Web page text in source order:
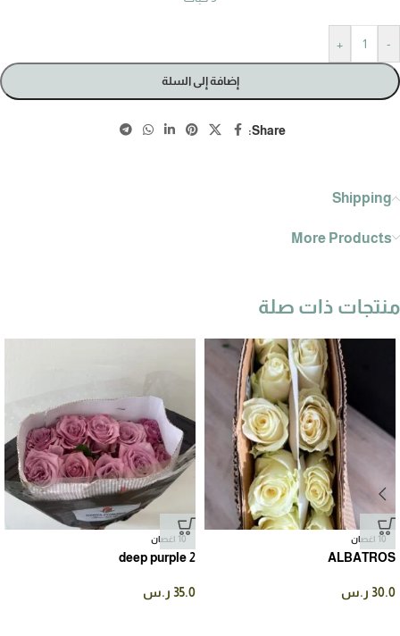
-
+
إضافة إلى السلة
Share:
Shipping
More Products
منتجات ذات صلة
10 اغصان
ALBATROS
30.0 ر.س
10 اغصان
deep purple 2
35.0 ر.س